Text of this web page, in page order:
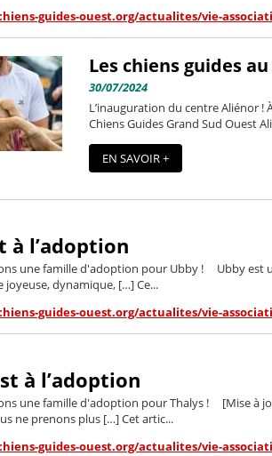
guides-ouest.org/actualites/vie-
Les chiens guides
30/07/2024
L’inauguration du centre Aliénor !
Chiens Guides Grand Sud Ouest
EN SAVOIR +
à l’adoption
une famille d'adoption pour Ubby ! Ubby est
joyeuse, dynamique, […] Ce...
guides-ouest.org/actualites/vie-
à l’adoption
une famille d'adoption pour Thalys ! [Mise à
ne prenons plus […] Cet artic...
guides-ouest.org/actualites/vie-